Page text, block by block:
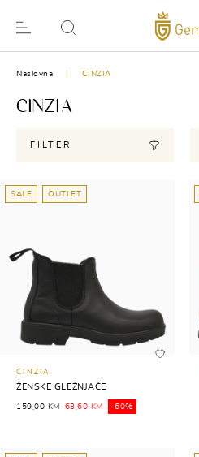
Naslovna CINZIA
CINZIA
FILTER
SALE OUTLET
CINZIA
ŽENSKE GLEŽNJAČE
159,00 KM 63,60 KM -60%